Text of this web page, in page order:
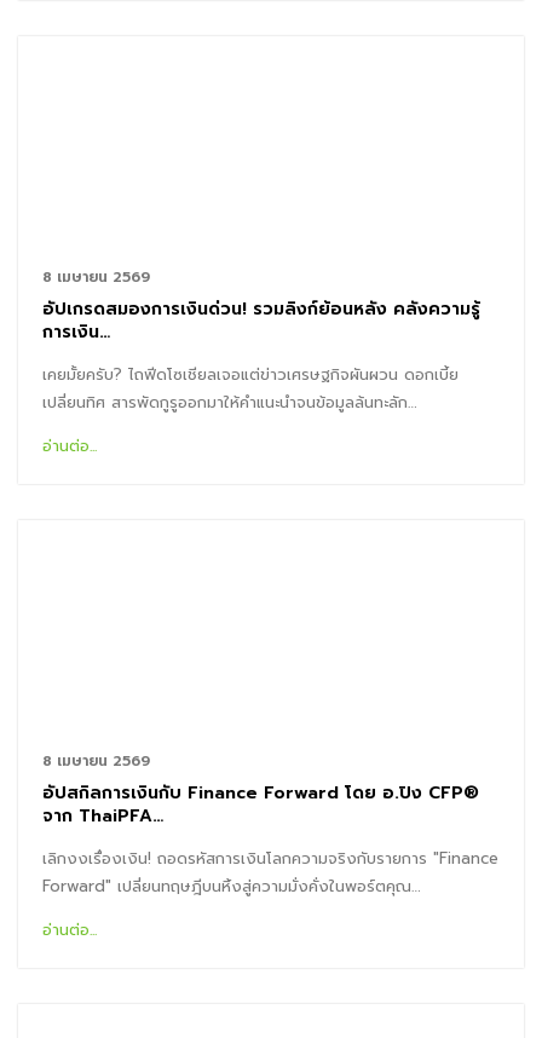
8 เมษายน 2569
อัปเกรดสมองการเงินด่วน! รวมลิงก์ย้อนหลัง คลังความรู้
การเงิน…
เคยมั้ยครับ? ไถฟีดโซเชียลเจอแต่ข่าวเศรษฐกิจผันผวน ดอกเบี้ย
เปลี่ยนทิศ สารพัดกูรูออกมาให้คำแนะนำจนข้อมูลล้นทะลัก…
อ่านต่อ...
8 เมษายน 2569
อัปสกิลการเงินกับ Finance Forward โดย อ.ปิง CFP®
จาก ThaiPFA…
เลิกงงเรื่องเงิน! ถอดรหัสการเงินโลกความจริงกับรายการ "Finance
Forward" เปลี่ยนทฤษฎีบนหิ้งสู่ความมั่งคั่งในพอร์ตคุณ…
อ่านต่อ...